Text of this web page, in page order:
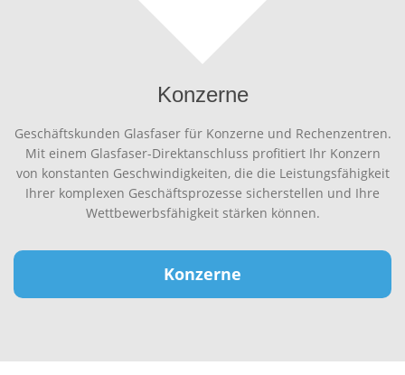
Konzerne
Geschäftskunden Glasfaser für Konzerne und Rechenzentren.
Mit einem Glasfaser-Direktanschluss profitiert Ihr Konzern
von konstanten Geschwindigkeiten, die die Leistungsfähigkeit
Ihrer komplexen Geschäftsprozesse sicherstellen und Ihre
Wettbewerbsfähigkeit stärken können.
Konzerne